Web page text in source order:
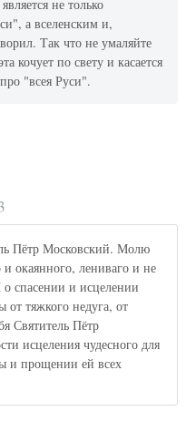
не только
а вселенским и,
Так что не умаляйте
кочует по свету и касается
"всея Руси".
Пётр Московский. Молю
окаянного, лениваго и не
спасении и исцелении
тяжкого недуга, от
Святитель Пётр
исцеления чудесного для
и прощении ей всех